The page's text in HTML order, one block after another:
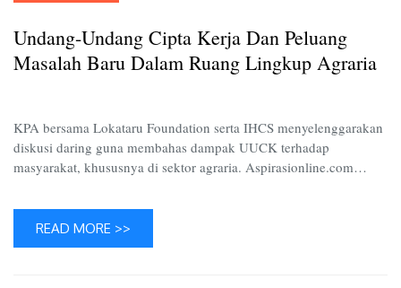
Undang-Undang Cipta Kerja Dan Peluang
Masalah Baru Dalam Ruang Lingkup Agraria
KPA bersama Lokataru Foundation serta IHCS menyelenggarakan
diskusi daring guna membahas dampak UUCK terhadap
masyarakat, khususnya di sektor agraria. Aspirasionline.com…
READ MORE >>